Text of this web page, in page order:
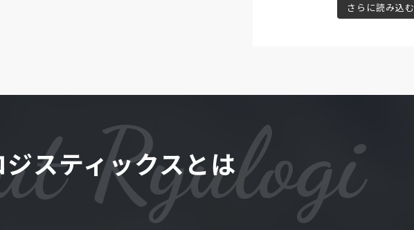
さらに読み込む
Ryulogi
スティックスとは